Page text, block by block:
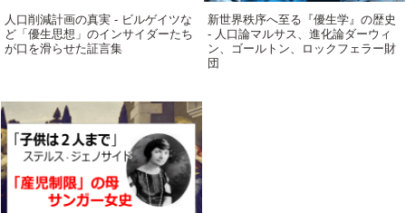
人口削減計画の真実 - ビルゲイツな
ど「優生思想」のインサイダーたち
が口を滑らせた証言集
新世界秩序へ至る『優生学』の歴史
- 人口論マルサス、進化論ダーウィ
ン、ゴールトン、ロックフェラー財
団